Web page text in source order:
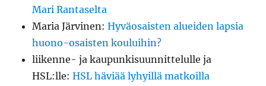
Mari Rantaselta
Maria Järvinen:Hyväosaisten alueiden lapsia
huono-osaisten kouluihin?
liikenne- ja kaupunkisuunnittelulle ja
HSL:lle:HSL häviää lyhyillä matkoilla